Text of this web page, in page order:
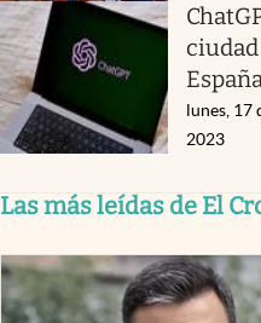
lunes, 17
2023
Las más leídas de El